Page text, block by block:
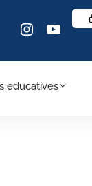
educatives